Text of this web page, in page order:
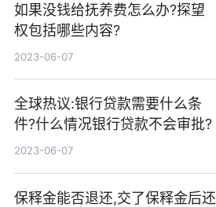
如果没钱给抚养费怎么办?探望
权包括哪些内容?
2023-06-07
全球热议:银行贷款需要什么条
件?什么情况银行贷款不会审批?
2023-06-07
保释金能否退还,交了保释金后还